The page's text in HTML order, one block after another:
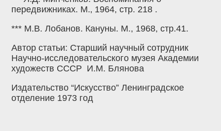
передвижниках. М.‚ 1964, стр. 218 .
*** М.В. Лобанов. Кануны. М., 1968, стр.41.
Автор статьи: Старший научный сотрудник
Научно-исследовательского музея Академии
художеств СССР И.М. Блянова
Издательство “Искусство” Ленинградское
отделение 1973 год